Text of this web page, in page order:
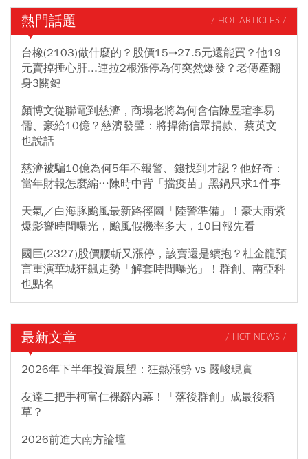
熱門話題 / HOT ARTICLES /
台橡(2103)做什麼的？股價15➝27.5元還能買？他19
元賣掉捶心肝...連拉2根漲停為何突然爆發？老傳產翻
身3關鍵
顏博文從聯電到慈濟，商場老將為何會信陳昱瑄李易
儒、豪給10億？慈濟發聲：將捍衛信眾捐款、蔡英文
也說話
慈濟被騙10億為何5年不報警、錢找到才認？他好奇：
當年財報怎麼編…陳時中背「擋疫苗」黑鍋只求1件事
天氣／白海豚颱風最新路徑圖「陸警準備」！豪大雨紫
爆影響時間曝光，颱風假機率多大，10日報先看
國巨(2327)股價腰斬又漲停，該賣還是續抱？杜金龍預
言重演華城狂飆走勢「解套時間曝光」！群創、南亞科
也點名
最新文章 / HOT NEWS /
2026年下半年投資展望：狂熱漲勢 vs 嚴峻現實
友達二把手柯富仁裸辭內幕！「落後群創」成最後稻
草？
2026前進大南方論壇